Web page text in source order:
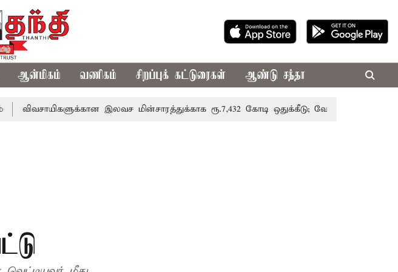
ஆன்மிகம் வணிகம் சிறப்புக் கட்டுரைகள் ஆண்டு சந்தா
இலவச மின்சாரத்துக்காக ரூ.7,432 கோடி ஒதுக்கீடு; வேளாண் பட்ஜெட்டில்